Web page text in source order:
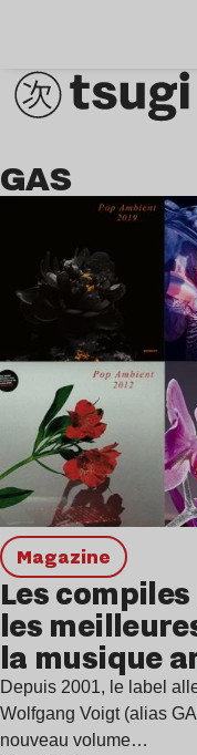
GAS
magazine
Les
les
la musique
Depuis 2001, le label
Wolfgang Voigt (alias
nouveau volume…